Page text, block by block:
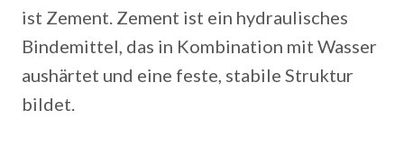
ist Zement. Zement ist ein hydraulisches
Bindemittel, das in Kombination mit Wasser
aushärtet und eine feste, stabile Struktur
bildet.